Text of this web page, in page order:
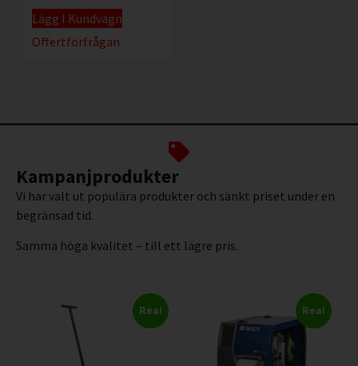
Lägg I Kundvagn
Offertförfrågan
Kampanjprodukter
Vi har valt ut populära produkter och sänkt priset under en
begränsad tid.
Samma höga kvalitet – till ett lägre pris.
Rea! Rea!